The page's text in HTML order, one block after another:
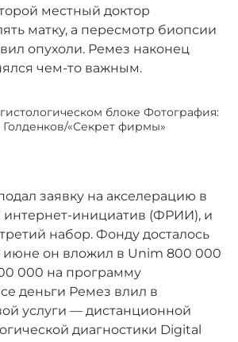
местный доктор
матку, а пересмотр биопсии
опухоли. Ремез наконец
чем-то важным.
блоке Фотография:
«Секрет фирмы»
заявку на акселерацию в
инициатив (ФРИИ), и
набор. Фонду досталось
июне он вложил в Unim 800 000
000 на программу
деньги Ремез влил в
услуги — дистанционной
диагностики Digital